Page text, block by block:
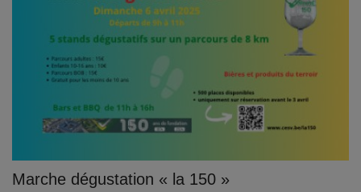
Marche dégustation « la 150 »